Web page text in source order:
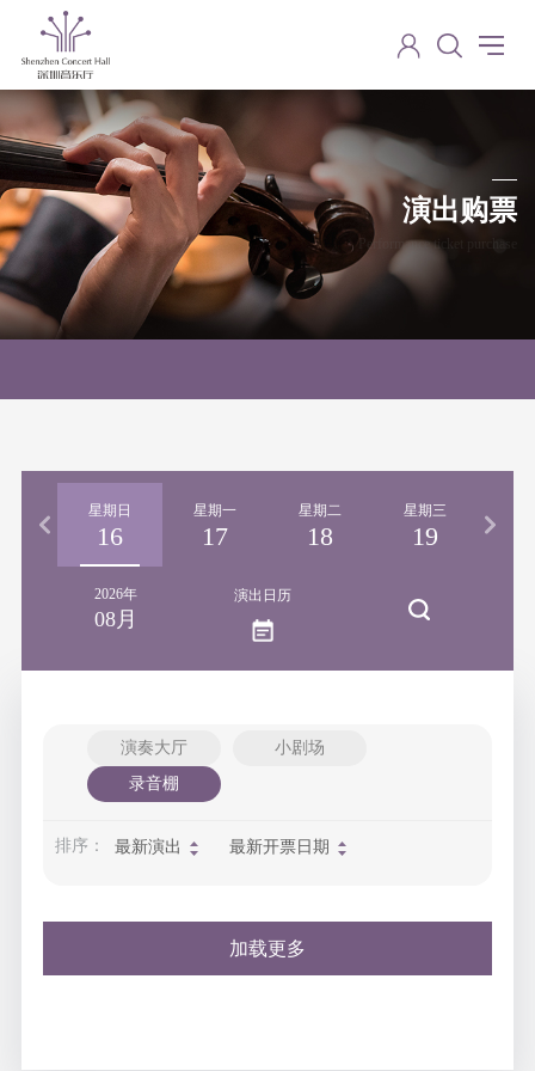
演出购票
Performance ticket purchase
星期日
16
星期一
17
星期二
18
星期三
19
2026年
08月
演出日历
演奏大厅
小剧场
录音棚
排序： 最新演出 最新开票日期
加载更多